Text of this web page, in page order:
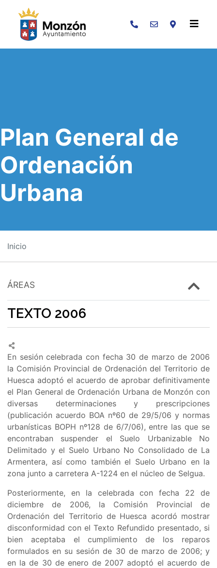
Buscar
Plan General de
Ordenación
Urbana
Inicio
ÁREAS
TEXTO 2006
En sesión celebrada con fecha 30 de marzo de 2006
la Comisión Provincial de Ordenación del Territorio de
Huesca adoptó el acuerdo de aprobar definitivamente
el Plan General de Ordenación Urbana de Monzón con
diversas determinaciones y prescripciones
(publicación acuerdo BOA nº60 de 29/5/06 y normas
urbanísticas BOPH nº128 de 6/7/06), entre las que se
encontraban suspender el Suelo Urbanizable No
Delimitado y el Suelo Urbano No Consolidado de La
Armentera, así como también el Suelo Urbano en la
zona junto a carretera A-1224 en el núcleo de Selgua.
Posteriormente, en la celebrada con fecha 22 de
diciembre de 2006, la Comisión Provincial de
Ordenación del Territorio de Huesca acordó mostrar
disconformidad con el Texto Refundido presentado, si
bien aceptaba el cumplimiento de los reparos
formulados en su sesión de 30 de marzo de 2006; y
en la de 30 de enero de 2007 adoptó el acuerdo de